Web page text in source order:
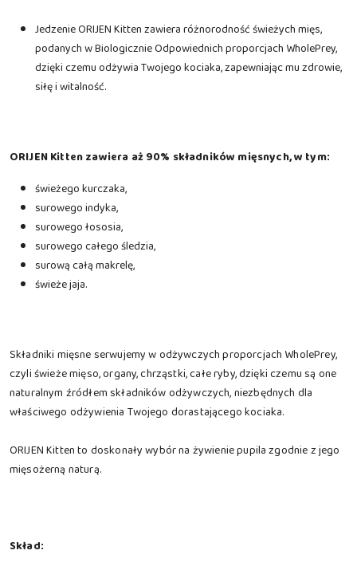
Jedzenie ORIJEN Kitten zawiera różnorodność świeżych mięs,
podanych w Biologicznie Odpowiednich proporcjach WholePrey,
dzięki czemu odżywia Twojego kociaka, zapewniając mu zdrowie,
siłę i witalność.
ORIJEN Kitten zawiera aż 90% składników mięsnych, w tym:
świeżego kurczaka,
surowego indyka,
surowego łososia,
surowego całego śledzia,
surową całą makrelę,
świeże jaja.
Składniki mięsne serwujemy w odżywczych proporcjach WholePrey,
czyli świeże mięso, organy, chrząstki, całe ryby, dzięki czemu są one
naturalnym źródłem składników odżywczych, niezbędnych dla
właściwego odżywienia Twojego dorastającego kociaka.
ORIJEN Kitten to doskonały wybór na żywienie pupila zgodnie z jego
mięsożerną naturą.
Skład: